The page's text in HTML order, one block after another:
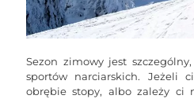
Sezon zimowy jest
sportów narciarskich. Jeżeli
obrębie stopy, albo zależy ci